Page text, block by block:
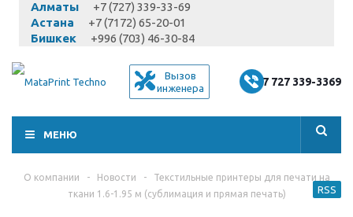
Алматы
+7 (727) 339-33-69
Астана
+7 (7172) 65-20-01
Бишкек
+996 (703) 46-30-84
Вызов
инженера
+7 727 339-3369
МЕНЮ
О компании - Новости -
Текстильные принтеры для печати на
ткани 1.6-1.95 м (сублимация и прямая печать)
RSS